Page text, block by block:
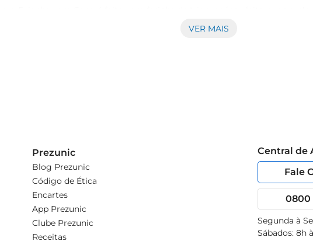
a leveza e a umidade que caracterizam um bom brioche. A qualidade
sobremesas, como pudins ou tortas, onde o sabor do coco pode brilhar
pão
VER MAIS
Prezunic
Blog Prezunic
Código de Ética
Encartes
App Prezunic
Clube Prezunic
Receitas
Central de
Fale
0800
Segunda à
Sábados: 8h